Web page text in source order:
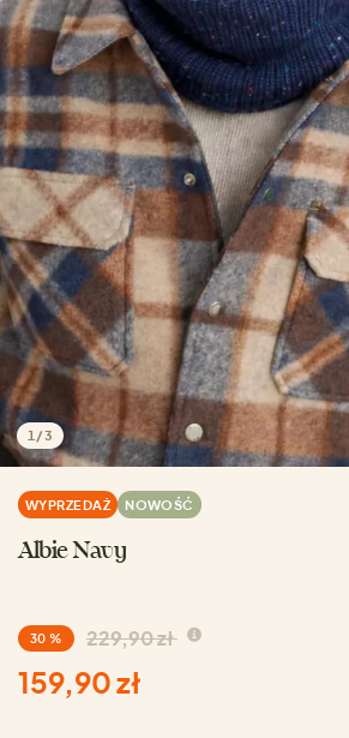
1 /3
WYPRZEDAŻ NOWOŚĆ
Albie Navy
30 % 229,90 zł
159,90 zł